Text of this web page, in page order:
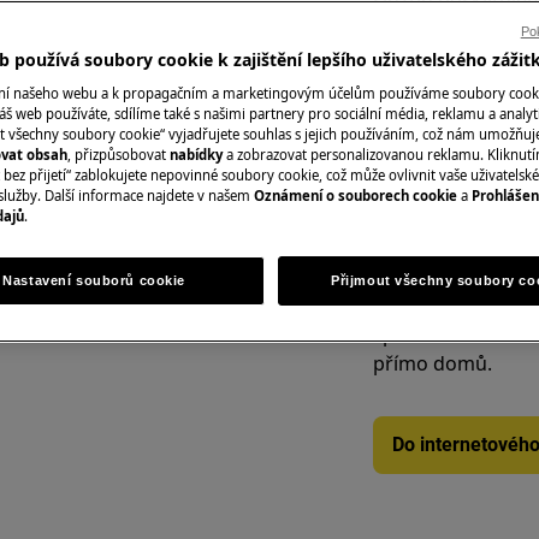
zásahem spotřebič vypněte a
varné desky,
digestoře, trouby
Rezervovat
Náhradní díly a
Vyhledejte si
spotřebič v
přímo domů.
Do
používá soubory cookie k zajištění lepšího uživatelského
našeho webu a k propagačním a marketingovým účelům používáme soubory
web používáte, sdílíme také s našimi partnery pro sociální média, reklamu a
všechny soubory cookie“ vyjadřujete souhlas s jejich používáním, což nám
obsah, přizpůsobovat nabídkya zobrazovat personalizovanou reklamu.
bez přijetí“ zablokujete nepovinné soubory cookie, což může ovlivnit vaše
Další informace najdete v našem Oznámení o souborech cookie a
.
Nastavení souborů cookie Přijmout všechny soubory